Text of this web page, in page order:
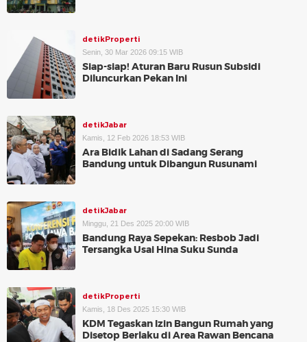
detikProperti
Senin, 30 Mar 2026 09:15 WIB
Siap-siap! Aturan Baru Rusun Subsidi
Diluncurkan Pekan Ini
detikJabar
Kamis, 12 Feb 2026 18:53 WIB
Ara Bidik Lahan di Sadang Serang
Bandung untuk Dibangun Rusunami
detikJabar
Minggu, 21 Des 2025 20:00 WIB
Bandung Raya Sepekan: Resbob Jadi
Tersangka Usai Hina Suku Sunda
detikProperti
Kamis, 18 Des 2025 15:30 WIB
KDM Tegaskan Izin Bangun Rumah yang
Disetop Berlaku di Area Rawan Bencana